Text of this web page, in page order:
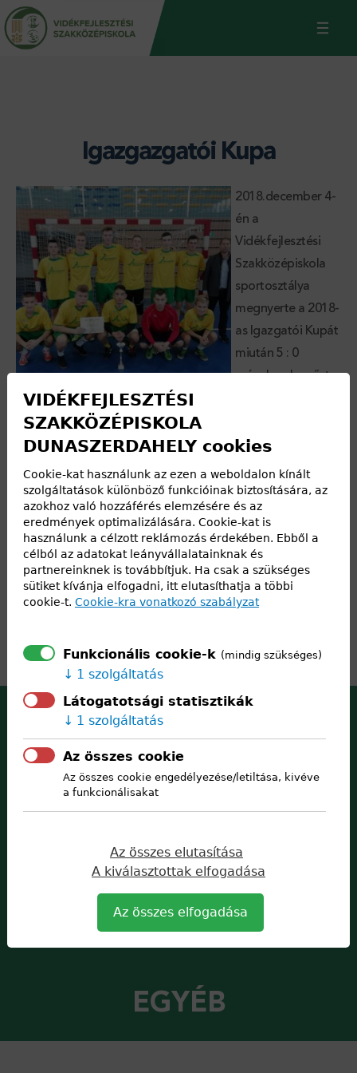
Jump
Igazgazgatói Kupa
2018.december 4-
én a
Vidékfejlesztési
Szakközépiskola
sportosztálya
megnyerte a 2018-
as Igazgatói Kupát
miután 5 : 0
arányban legyőzte
csapatét.
LABDARÚGÁS
FUTSAL
KÉZILABDA
BIRKÓZÁS
EGYÉB
VIDÉKFEJLESZTÉSI
SZAKKÖZÉPISKOLA
DUNASZERDAHELY cookies
Cookie-kat használunk az ezen a weboldalon kínált
szolgáltatások különböző funkcióinak biztosítására, az
azokhoz való hozzáférés elemzésére és az
eredmények optimalizálására. Cookie-kat is
használunk a célzott reklámozás érdekében. Ebből a
célból az adatokat leányvállalatainknak és
partnereinknek is továbbítjuk. Ha csak a szükséges
sütiket kívánja elfogadni, itt elutasíthatja a többi
cookie-t. Cookie-kra vonatkozó szabályzat
Funkcionális cookie-k (mindig szükséges)
1 szolgáltatás
Látogatotsági statisztikák
1 szolgáltatás
Az összes cookie
Az összes cookie engedélyezése/letiltása, kivéve
a funkcionálisakat
Az összes elutasítása
A kiválasztottak elfogadása
Az összes elfogadása